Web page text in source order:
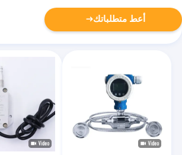
أعط متطلباتك